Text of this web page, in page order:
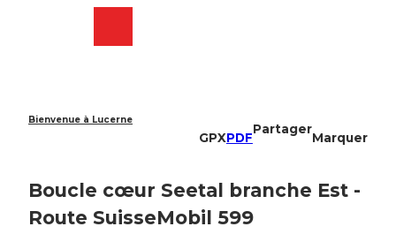
Bienvenue à Lucerne
GPXPDF
Partager
Marquer
Boucle cœur Seetal branche Est -
Route SuisseMobil 599